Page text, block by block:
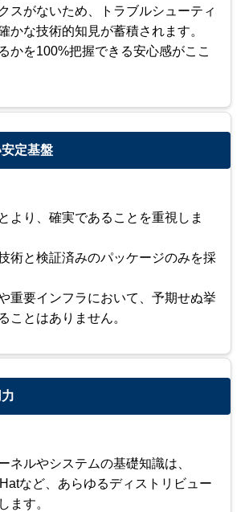
スがないため、トラブルシューティ
かな技術的知見が蓄積されます。
かを100%把握できる安心感がここ
定基盤
より、確実であることを重視しま
術と検証済みのパッケージのみを採
重要インフラにおいて、予期せぬ挙
ことはありません。
ネルやシステムの基礎知識は、
など、あらゆるディストリビュー
ます。